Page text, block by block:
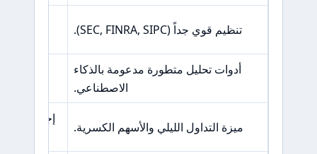
تنظيم قوي جداً (SEC, FINRA, SIPC).
أدوات تحليل متطورة مدعومة بالذكاء
الاصطناعي.
ميزة التداول الليلي والأسهم الكسرية.
إجراءات